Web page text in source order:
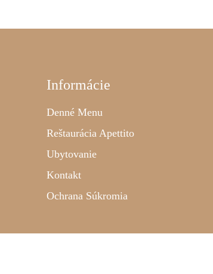
Informácie
Denné Menu
Reštaurácia Apettito
Ubytovanie
Kontakt
Ochrana Súkromia